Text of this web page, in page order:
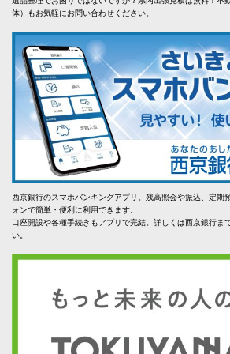
体）もお気軽にお問い合わせください。
西京銀行のスマホバンキングアプリ。残高照会や振込、定期
ォンで簡単・便利に利用できます。
口座開設や各種手続きもアプリで完結。詳しくは西京銀行ま
い。